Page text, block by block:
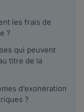
les frais de
?
qui peuvent
titre de la
d’exonération
?